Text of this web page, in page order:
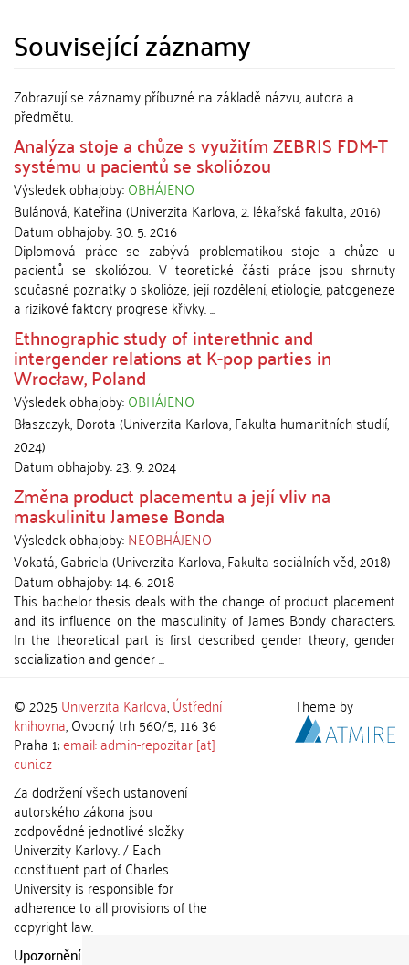
Související záznamy
Zobrazují se záznamy příbuzné na základě názvu, autora a
předmětu.
Analýza stoje a chůze s využitím ZEBRIS FDM-T
systému u pacientů se skoliózou
Výsledek obhajoby:OBHÁJENO
Bulánová, Kateřina(Univerzita Karlova, 2. lékařská fakulta,2016)
Datum obhajoby:30. 5. 2016
Diplomová práce se zabývá problematikou stoje a chůze u
pacientů se skoliózou. V teoretické části práce jsou shrnuty
současné poznatky o skolióze, její rozdělení, etiologie, patogeneze
a rizikové faktory progrese křivky. ...
Ethnographic study of interethnic and
intergender relations at K-pop parties in
Wrocław, Poland
Výsledek obhajoby:OBHÁJENO
Błaszczyk, Dorota(Univerzita Karlova, Fakulta humanitních studií,
2024)
Datum obhajoby:23. 9. 2024
Změna product placementu a její vliv na
maskulinitu Jamese Bonda
Výsledek obhajoby:NEOBHÁJENO
Vokatá, Gabriela(Univerzita Karlova, Fakulta sociálních věd,2018)
Datum obhajoby:14. 6. 2018
This bachelor thesis deals with the change of product placement
and its influence on the masculinity of James Bondy characters.
In the theoretical part is first described gender theory, gender
socialization and gender ...
© 2025 Univerzita Karlova,Ústřední
knihovna, Ovocný trh 560/5, 116 36
Praha 1;email: admin-repozitar [at]
cuni.cz
Za dodržení všech ustanovení
autorského zákona jsou
zodpovědné jednotlivé složky
Univerzity Karlovy. / Each
constituent part of Charles
University is responsible for
adherence to all provisions of the
copyright law.
Upozornění / Notice:
Theme by